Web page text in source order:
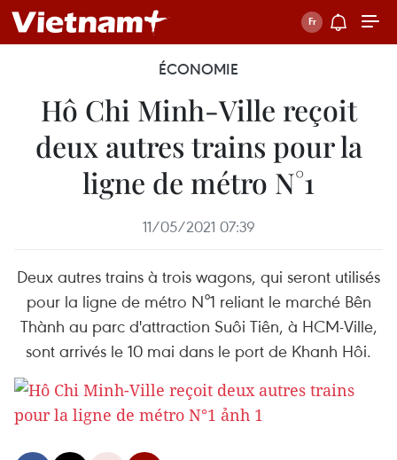
ÉCONOMIE
Hô Chi Minh-Ville reçoit
deux autres trains pour la
ligne de métro N°1
11/05/2021 07:39
Deux autres trains à trois wagons, qui seront utilisés
pour la ligne de métro N°1 reliant le marché Bên
Thành au parc d'attraction Suôi Tiên, à HCM-Ville,
sont arrivés le 10 mai dans le port de Khanh Hôi.